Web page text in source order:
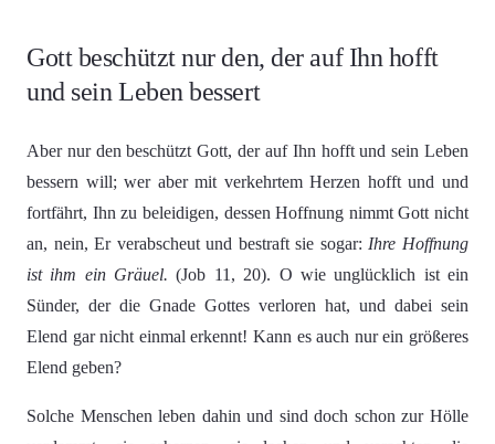
Gott beschützt nur den, der auf Ihn hofft
und sein Leben bessert
Aber nur den beschützt Gott, der auf Ihn hofft und sein Leben
bessern will; wer aber mit verkehrtem Herzen hofft und und
fortfährt, Ihn zu beleidigen, dessen Hoffnung nimmt Gott nicht
an, nein, Er verabscheut und bestraft sie sogar: Ihre Hoffnung
ist ihm ein Gräuel. (Job 11, 20). O wie unglücklich ist ein
Sünder, der die Gnade Gottes verloren hat, und dabei sein
Elend gar nicht einmal erkennt! Kann es auch nur ein größeres
Elend geben?
Solche Menschen leben dahin und sind doch schon zur Hölle